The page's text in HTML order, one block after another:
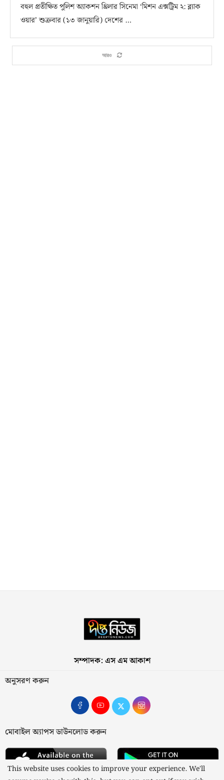
বহুল প্রতীক্ষিত পুলিশ অ্যাকশন থ্রিলার সিনেমা ‘মিশন এক্সট্রিম ২: ব্ল্যাক
ওয়ার’ শুক্রবার (১৩ জানুয়ারি) দেশের …
আরও
সম্পাদক: এস এম আকাশ
অনুসরণ করুন
মোবাইল অ্যাপস ডাউনলোড করুন
This website uses cookies to improve your experience. We'll